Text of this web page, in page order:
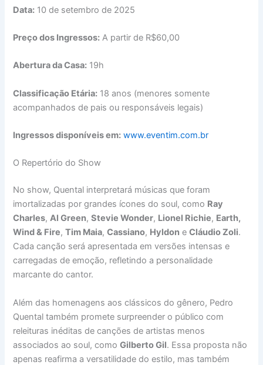
Data: 10 de setembro de 2025
Preço dos Ingressos: A partir de R$60,00
Abertura da Casa: 19h
Classificação Etária: 18 anos (menores somente
acompanhados de pais ou responsáveis legais)
Ingressos disponíveis em: www.eventim.com.br
O Repertório do Show
No show, Quental interpretará músicas que foram
imortalizadas por grandes ícones do soul, como Ray
Charles,Al Green,Stevie Wonder, Lionel Richie, Earth,
Wind & Fire,Tim Maia,Cassiano, Hyldon eCláudio Zoli.
Cada canção será apresentada em versões intensas e
carregadas de emoção, refletindo a personalidade
marcante do cantor.
Além das homenagens aos clássicos do gênero, Pedro
Quental também promete surpreender o público com
releituras inéditas de canções de artistas menos
associados ao soul, comoGilberto Gil. Essa proposta não
apenas reafirma a versatilidade do estilo, mas também